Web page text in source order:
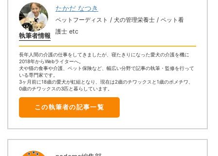
執筆者情報
たかだ なつき
ペットフーディスト / 犬の管理栄養士 / ペット看
護士 etc
長年人間の介護の仕事をしてきましたが、寝たきりになった愛犬の介護を機に
2018年からWebライターへ。
犬や猫の食事や介護、ペット保険など、幅広い分野で記事の執筆・監修を行って
いる専門家です。
3ヶ月前に18歳の愛犬が虹組となり、現在は2歳のチワックスと1歳のポメチワ、
0歳のチワックスの3匹と暮らしています。
この執筆者の記事一覧